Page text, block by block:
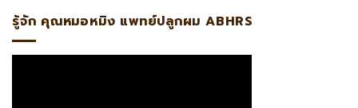
รู้จัก คุณหมอหมิง แพทย์ปลูกผม ABHRS